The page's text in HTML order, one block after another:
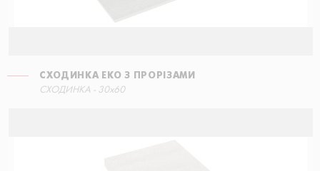
СХОДИНКА ЕКО З ПРОРІЗАМИ
СХОДИНКА - 30x60
СХОДИНКА КУТОВА ПРАВА
15x34,5